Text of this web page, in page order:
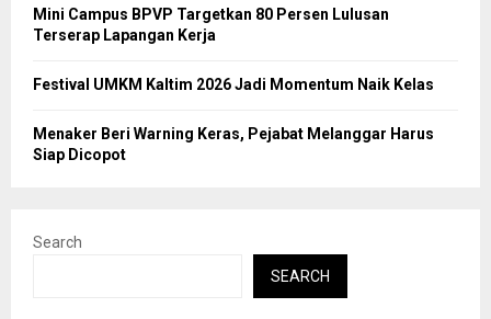
Mini Campus BPVP Targetkan 80 Persen Lulusan
Terserap Lapangan Kerja
Festival UMKM Kaltim 2026 Jadi Momentum Naik Kelas
Menaker Beri Warning Keras, Pejabat Melanggar Harus
Siap Dicopot
Search
SEARCH